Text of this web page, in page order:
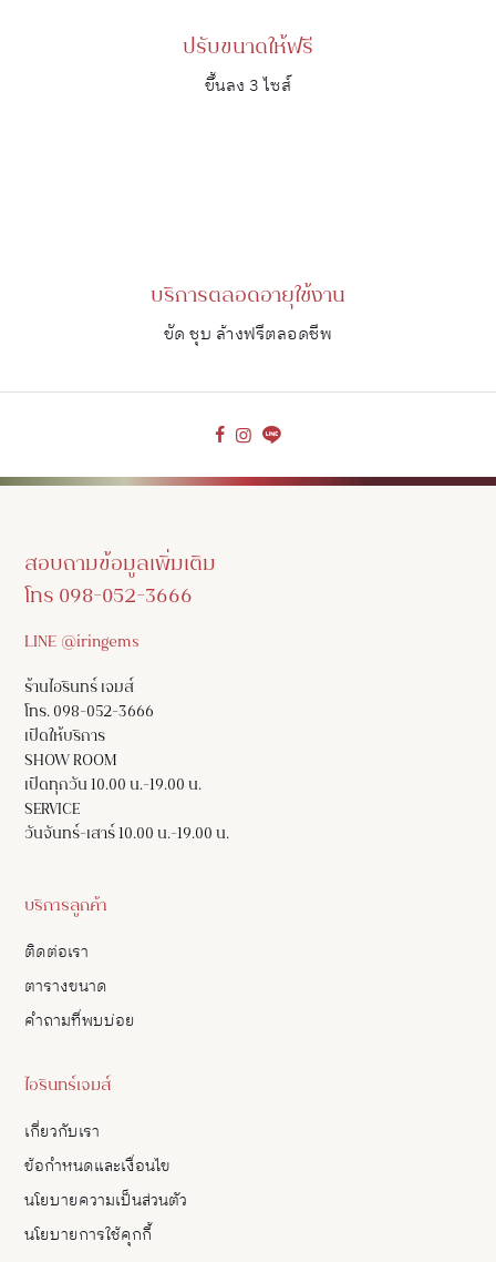
ปรับขนาดให้ฟรี
ขึ้นลง 3 ไซส์
บริการตลอดอายุใช้งาน
ขัด ชุบ ล้างฟรีตลอดชีพ
สอบถามข้อมูลเพิ่มเติม
โทร 098-052-3666
LINE @iringems
ร้านไอรินทร์ เจมส์
โทร. 098-052-3666
เปิดให้บริการ
SHOW ROOM
เปิดทุกวัน 10.00 น.-19.00 น.
SERVICE
วันจันทร์-เสาร์ 10.00 น.-19.00 น.
บริการลูกค้า
ติดต่อเรา
ตารางขนาด
คำถามที่พบบ่อย
ไอรินทร์เจมส์
เกี่ยวกับเรา
ข้อกำหนดและเงื่อนไข
นโยบายความเป็นส่วนตัว
นโยบายการใช้คุกกี้